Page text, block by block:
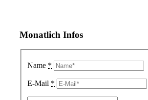
Monatlich Infos
Name *
E-Mail *